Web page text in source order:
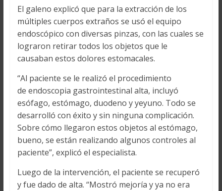
El galeno explicó que para la extracción de los
múltiples cuerpos extraños se usó el equipo
endoscópico con diversas pinzas, con las cuales se
lograron retirar todos los objetos que le
causaban estos dolores estomacales.
“Al paciente se le realizó el procedimiento
de endoscopia gastrointestinal alta, incluyó
esófago, estómago, duodeno y yeyuno. Todo se
desarrolló con éxito y sin ninguna complicación.
Sobre cómo llegaron estos objetos al estómago,
bueno, se están realizando algunos controles al
paciente”, explicó el especialista.
Luego de la intervención, el paciente se recuperó
y fue dado de alta. “Mostró mejoría y ya no era